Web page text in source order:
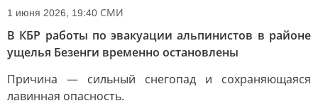
1 июня 2026, 19:40 СМИ
В КБР работы по эвакуации альпинистов в районе
ущелья Безенги временно остановлены
Причина — сильный снегопад и сохраняющаяся
лавинная опасность.